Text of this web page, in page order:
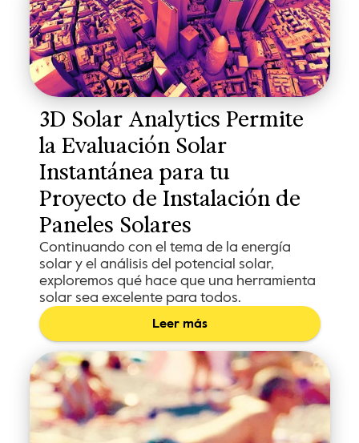
3D Solar Analytics Permite
la Evaluación Solar
Instantánea para tu
Proyecto de Instalación de
Paneles Solares
Continuando con el tema de la energía
solar y el análisis del potencial solar,
exploremos qué hace que una herramienta
solar sea excelente para todos.
Leer más